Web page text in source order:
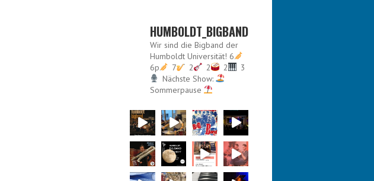
HUMBOLDT_BIGBAND
Wir sind die Bigband der
Humboldt Universität! 6
6p
7 2 2 2
3
Nächste Show:
Sommerpause